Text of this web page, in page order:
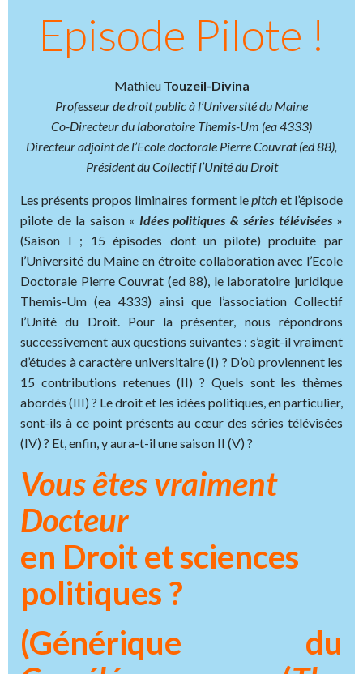
Episode Pilote !
Mathieu Touzeil-Divina
Professeur de droit public à l’Université du Maine
Co-Directeur du laboratoire Themis-Um (ea 4333)
Directeur adjoint de l’Ecole doctorale Pierre Couvrat (ed 88),
Président du Collectif l’Unité du Droit
Les présents propos liminaires forment lepitch et l’épisode
pilote de la saison « Idées politiques & séries télévisées»
(Saison I ; 15 épisodes dont un pilote) produite par
l’Université du Maine en étroite collaboration avec l’Ecole
Doctorale Pierre Couvrat (ed 88), le laboratoire juridique
Themis-Um (ea 4333) ainsi que l’association Collectif
l’Unité du Droit. Pour la présenter, nous répondrons
successivement aux questions suivantes : s’agit-il vraiment
d’études à caractère universitaire (I) ? D’où proviennent les
15 contributions retenues (II) ? Quels sont les thèmes
abordés (III) ? Le droit et les idées politiques, en particulier,
sont-ils à ce point présents au cœur des séries télévisées
(IV) ? Et, enfin, y aura-t-il une saison II (V) ?
Vous êtes vraiment
Docteur
en Droit et sciences
politiques ?
(Générique du